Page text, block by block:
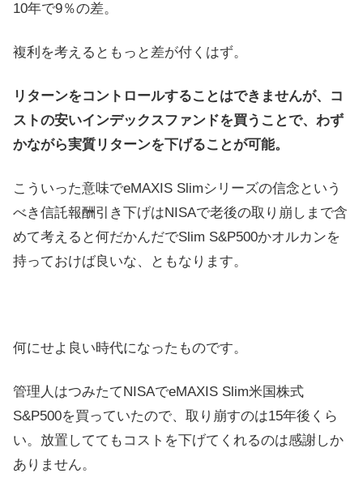
10年で9％の差。
複利を考えるともっと差が付くはず。
リターンをコントロールすることはできませんが、コ
ストの安いインデックスファンドを買うことで、わず
かながら実質リターンを下げることが可能。
こういった意味でeMAXIS Slimシリーズの信念という
べき信託報酬引き下げはNISAで老後の取り崩しまで含
めて考えると何だかんだでSlim S&P500かオルカンを
持っておけば良いな、ともなります。
何にせよ良い時代になったものです。
管理人はつみたてNISAでeMAXIS Slim米国株式
S&P500を買っていたので、取り崩すのは15年後くら
い。放置しててもコストを下げてくれるのは感謝しか
ありません。